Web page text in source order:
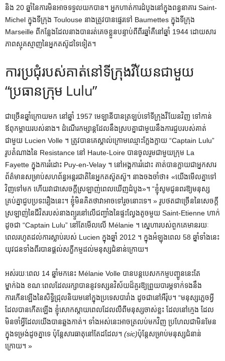
និង 20 ឆ្នាំនៃការមិនអាចទទួលយកបាន។ អ្នកហាត់ការដំបូងនៅក្នុងពន្ធនាគារ Saint-
Michel ក្នុងទីក្រុង Toulouse នាងត្រូវបានផ្ទេរទៅ Baumettes ក្នុងទីក្រុង
Marseille ពីកន្លែងដែលនាងបានរត់គេចខ្លួនបន្ទាប់ពីពីរឆ្នាំគឺនៅឆ្នាំ 1944 ដោយសារ
ភាពស្មុគស្មាញនៃអ្នកតស៊ូដទៃទៀត។
ការប្រជុំរបស់គាត់នៅទីក្រុងវីយែនជាមួយ
“ប្រធានក្រុម Lulu”
ជាច្រើនឆ្នាំក្រោយមក នៅឆ្នាំ 1957 មេឡានីបានត្រឡប់ទៅទីក្រុងវីយែនវិញ ទៅកាន់
ឪពុកម្តាយរបស់នាង។ ដំណើរកម្សាន្តដែលនឹងស្របគ្នាជាមួយនឹងការជួបរបស់គាត់
ជាមួយ Lucien Volle ។ ត្រូវបានគេស្គាល់ក្រោមឈ្មោះក្លែងក្លាយ “Captain Lulu”
រូបតំណាងនៃ Resistance នៅ Haute-Loire បានចូលរួមជាមួយក្រុម La
Fayette ក្នុងការរំដោះ Puy-en-Velay ។ នៅអង្គការរំដោះ គាត់បានក្លាយជាអ្នកសារ
ព័ត៌មានសម្រាប់សហព័ន្ធអន្តរជាតិនៃអ្នកតស៊ូតស៊ូ។ នាង​ចងចាំ​ថា​៖ «​យើង​មើល​គ្នា​ទៅ​
វិញ​ទៅ​មក ហើយ​វា​ជា​សេចក្ដី​ស្រឡាញ់​ពេល​ឃើញ​ដំបូង​»។ “ខ្ញុំសូមជូនពរឱ្យមនុស្ស
គ្រប់គ្នាជួបប្រទះរឿងនេះ។ ខ្ញុំមិនគិតថាវាអាចទៅរួចនោះទេ។ » រូបថតជាច្រើននៃសេចក្តី
ស្រឡាញ់នៃជីវិតរបស់នាងព្យួរនៅលើជញ្ជាំងនៃផ្ទះល្វែងតូចមួយ Saint-Etienne ហាក់
ដូចជា “Captain Lulu” នៅតែមើលលើ Mélanie ។ ស្នេហារបស់ពួកគេមានរយៈ
ពេលរហូតដល់ការស្លាប់របស់ Lucien ក្នុងឆ្នាំ 2012 ។ ក្នុងអំឡុងពេល 58 ឆ្នាំទាំងនេះ
យុវជនទាំងពីរបានផ្តល់សក្ខីកម្មដល់មនុស្សជំនាន់ក្រោយ។
អស់រយៈពេល 14 ឆ្នាំមកនេះ Mélanie Volle បានបន្តបេសកកម្មបញ្ជូននេះតែ
ម្នាក់ឯង ខណៈពេលដែលរក្សាបាននូវទស្សនវិស័យដ៏គួរឱ្យព្រួយបារម្ភទាក់ទងនឹង
ការកើនឡើងនៃសិទ្ធិជ្រុលនិយមនៅក្នុងប្រទេសបារាំង ដូចជានៅអឺរ៉ុប។ “មនុស្សភ្លេចអ្វី
ដែលបានកើតឡើង ខ្ញុំសោកស្ដាយពេលដែលលឺពីមនុស្សចាស់ខ្លះ ដែលនៅក្មេង ដែល
មិនចាំអ្វីដែលយើងបានឆ្លងកាត់។ ទាំងអស់នេះអាចត្រលប់មកវិញ ប្រហែលជាមិនមែន
ក្នុងទម្រង់ដូចគ្នាទេ ប៉ុន្តែសារធាតុនៅតែដដែល។ (sic)ប៉ុន្តែសម្រាប់មនុស្សជំនាន់
ក្រោយ។ »